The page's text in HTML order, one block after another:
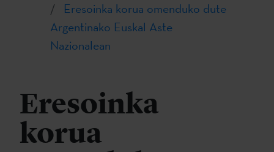
Eresoinka korua omenduko dute
Argentinako Euskal Aste
Nazionalean
Eresoinka
korua